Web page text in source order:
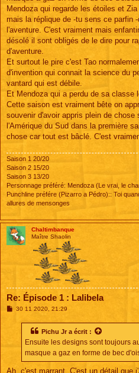
Mendoza qui regarde les étoiles et
mais la réplique de -tu sens ce parfin
l'aventure. C'est vraiment mais
désolé il sont obligés de le dire pour
d'aventure.
Et surtout le pire c'est Tao
d'invention qui connait la science du
vantard qui est débile.
Et Mendoza qui a perdu de sa classe
Cette saison est vraiment bête on
souvenir d'avoir appris plein de
l'Amérique du Sud dans la première
chose car tout est bâclé. C'est
Saison 1 20/20
Saison 2 15/20
Saison 3 13/20
Personnage préféré: Mendoza (Le vrai, le
Punchline préfére (Pizarro a Pédro):: Toi
allures de mensonges
Chaltimbanque
Maître Shaolin
Re: Épisode 1 : Lalibela
M30 11 2020, 21:29
Pichu Jr a écrit :
Ensuite les designs sont toujours
masque a gaz en forme de bec
Ah, c'est marrant. C'est un détail que